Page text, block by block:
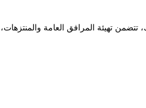
تتضمن تهيئة المرافق العامة